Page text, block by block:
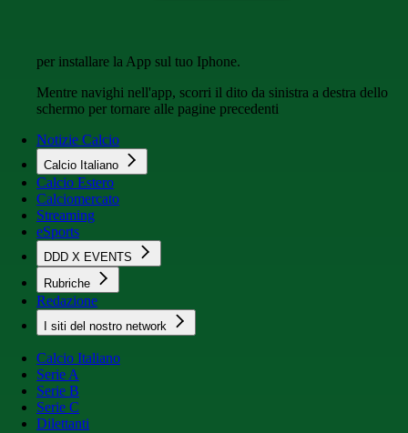
per installare la App sul tuo Iphone.
Mentre navighi nell'app, scorri il dito da sinistra a destra dello
schermo per tornare alle pagine precedenti
Notizie Calcio
Calcio Italiano
Calcio Estero
Calciomercato
Streaming
eSports
DDD X EVENTS
Rubriche
Redazione
I siti del nostro network
Calcio Italiano
Serie A
Serie B
Serie C
Dilettanti